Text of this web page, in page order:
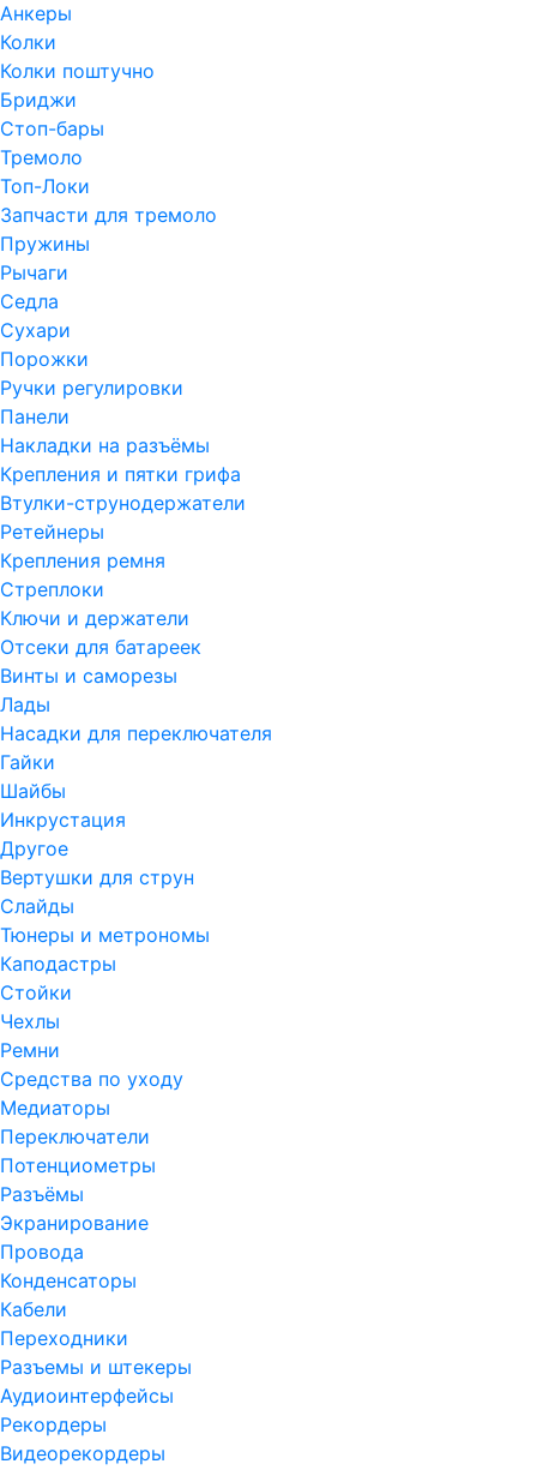
Анкеры
Колки
Колки поштучно
Бриджи
Стоп-бары
Тремоло
Топ-Локи
Запчасти для тремоло
Пружины
Рычаги
Седла
Сухари
Порожки
Ручки регулировки
Панели
Накладки на разъёмы
Крепления и пятки грифа
Втулки-струнодержатели
Ретейнеры
Крепления ремня
Стреплоки
Ключи и держатели
Отсеки для батареек
Винты и саморезы
Лады
Насадки для переключателя
Гайки
Шайбы
Инкрустация
Другое
Вертушки для струн
Слайды
Тюнеры и метрономы
Каподастры
Стойки
Чехлы
Ремни
Средства по уходу
Медиаторы
Переключатели
Потенциометры
Разъёмы
Экранирование
Провода
Конденсаторы
Кабели
Переходники
Разъемы и штекеры
Аудиоинтерфейсы
Рекордеры
Видеорекордеры